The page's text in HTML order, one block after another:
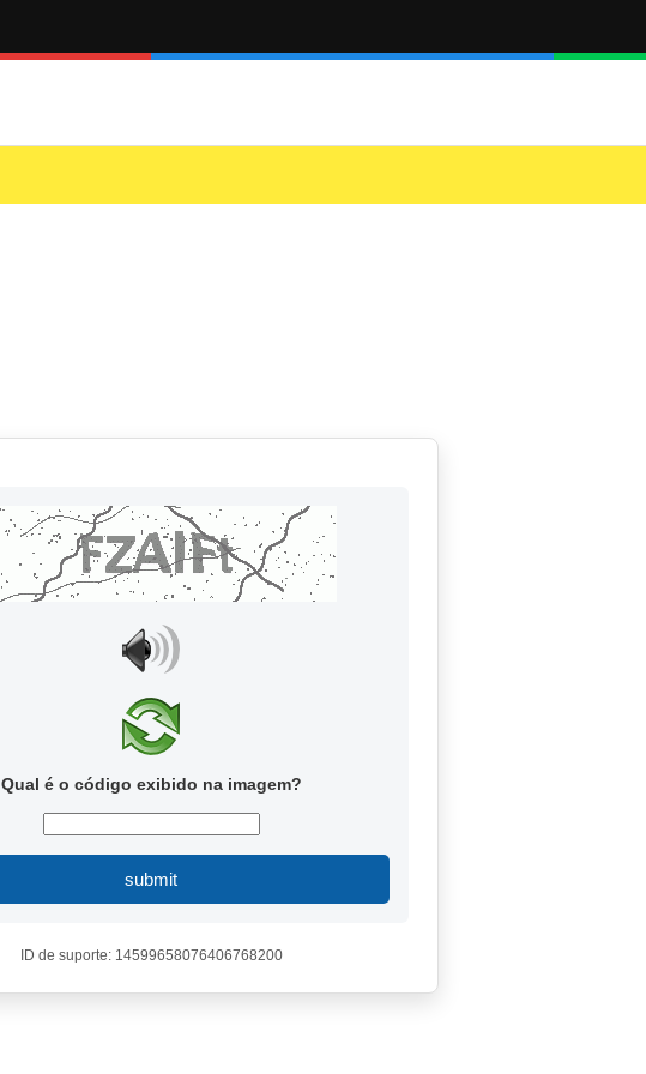
Qual é o código exibido na imagem?
submit
ID de suporte: 14599658076406768200